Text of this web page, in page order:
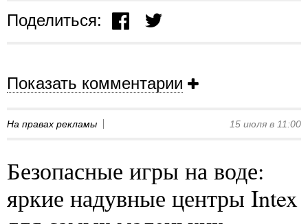
Поделиться:
Показать комментарии
На правах рекламы 15 июля в 11:00
Безопасные игры на воде:
яркие надувные центры Intex